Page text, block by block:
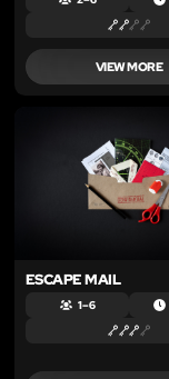
VIEW MORE
ESCAPE MAIL
1 – 6